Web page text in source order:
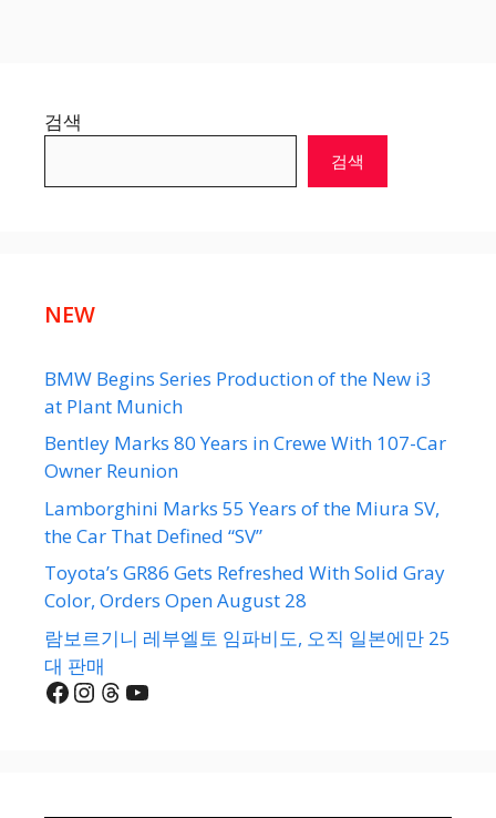
검색
검색
NEW
BMW Begins Series Production of the New i3
at Plant Munich
Bentley Marks 80 Years in Crewe With 107-Car
Owner Reunion
Lamborghini Marks 55 Years of the Miura SV,
the Car That Defined “SV”
Toyota’s GR86 Gets Refreshed With Solid Gray
Color, Orders Open August 28
람보르기니 레부엘토 임파비도, 오직 일본에만 25
대 판매
Facebook
Instagram
Threads
YouTube